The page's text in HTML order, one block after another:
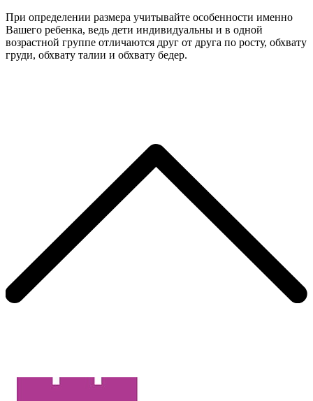
При определении размера учитывайте особенности именно
Вашего ребенка, ведь дети индивидуальны и в одной
возрастной группе отличаются друг от друга по росту, обхвату
груди, обхвату талии и обхвату бедер.